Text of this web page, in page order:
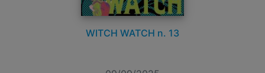
WITCH WATCH n. 13